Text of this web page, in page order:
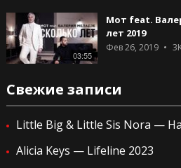
03:55
Мот feat.
лет 2019
Фев 26, 2019
Свежие записи
Little Big & Little Sis Nora —
Alicia Keys — Lifeline 2023